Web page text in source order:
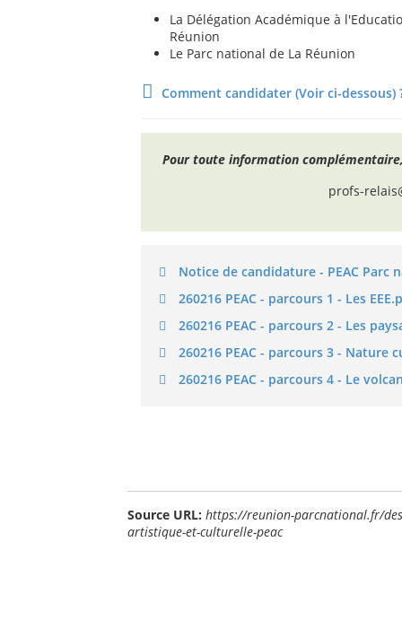
La Délégation Académique à
Réunion
Le Parc national de La Réunion
Comment candidater (Voir ci-dessous)
Pour toute information
profs-
Notice de candidature - PEAC Parc
260216 PEAC - parcours 1 - Les
260216 PEAC - parcours 2 - Les
260216 PEAC - parcours 3 -
260216 PEAC - parcours 4 - Le
Source URL: https://reunion-parcnational.fr/
artistique-et-culturelle-peac